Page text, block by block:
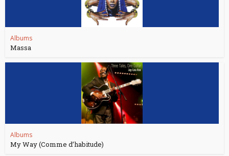
Albums
Massa
Albums
My Way (Comme d’habitude)